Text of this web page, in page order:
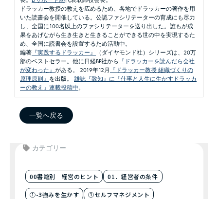
ドラッカー教授の教えを広めるため、各地でドラッカーの著作を用
いた読書会を開催している。公認ファシリテーターの育成にも尽力
し、全国に100名以上のファシリテーターを送り出した。誰もが成
果をあげながら生き生きと生きることができる世の中を実現するた
め、全国に読書会を設置するため活動中。
編著 『実践するドラッカー』
（ダイヤモンド社）シリーズは、20万
部のベストセラー。他に日経BP社から 『ドラッカーを読んだら会社
が変わった』 がある。 2019年12月 『ドラッカー教授 組織づくりの
原理原則』 を出版。 雑誌『致知』に「仕事と人生に生かすドラッカ
ーの教え」連載投稿中。
一覧へ戻る
カテゴリー
00書籍別 経営のヒント 01．経営者の条件
①-3強みを生かす ①セルフマネジメント